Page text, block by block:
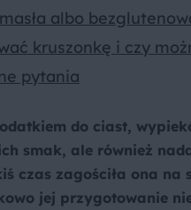
albo
kruszonkę i czy
pytania
do ciast,
smak, ale również
czas zagościła ona na
jej przygotowanie